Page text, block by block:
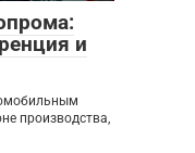
и
производства,